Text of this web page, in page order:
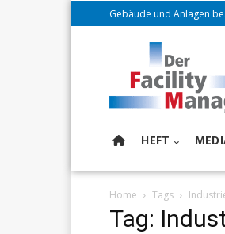
Gebäude und Anlagen
HEFT
Home Tags
Tag: